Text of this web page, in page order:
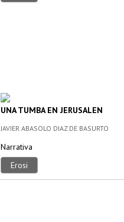
UNA TUMBA EN JERUSALEN
JAVIER ABASOLO DIAZ DE BASURTO
Narrativa
Erosi